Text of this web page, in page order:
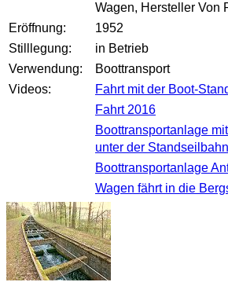
Wagen, Hersteller Von
Eröffnung:
1952
Stilllegung:
in Betrieb
Verwendung:
Boottransport
Videos:
Fahrt mit der Boot-
Fahrt 2016
Boottransportanlage
unter der Standseilbahn
Boottransportanlage
Wagen fährt in die